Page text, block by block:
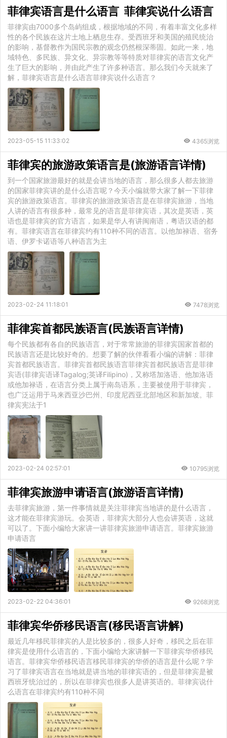
菲律宾语言是什么语言 菲律宾说什么语言
菲律宾由7000多个岛屿组成，根据地域的不同，有着丰富文化多样
性的各个民族在这片土地上栖息生存。受西班牙和美国的殖民统治
的影响，基督教作为国民宗教的观念仍然根深蒂固。如此一来，地
域特色、多民族、异文化、异宗教等等特质对菲律宾的语言文化产
生了巨大的影响，并由此产生了许多种语言。那么我们今天就来了
解，菲律宾语言是什么语言菲律宾说什么语言？
2023-05-15 11:33:02 4365浏览
菲律宾的旅游政策语言是(旅游语言详情)
到一个国家旅游最好的就是会讲当地的语言，那么很多人都去旅游
的国家菲律宾讲的是什么语言呢？今天小编就带大家了解一下菲律
宾的旅游政策语言。菲律宾的旅游政策语言是在菲律宾旅游，当地
人讲的语言有很多种，最常见的语言是菲律宾语，其次是英语，英
语也是菲律宾的官方语言，如果是华人有讲闽南语，粤语汉语的都
有。菲律宾语言在菲律宾约有110种不同的语言。以他加禄语、宿务
语、伊罗卡诺语等八种语言为主
2023-02-24 11:18:01 7478浏览
菲律宾首都民族语言(民族语言详情)
每个民族都有各自的民族语言，对于常常旅游的菲律宾国家首都的
民族语言还是比较好奇的。想要了解的伙伴看看小编的讲解：菲律
宾首都民族语言。菲律宾首都民族语言菲律宾首都民族语言是菲律
宾语(菲律宾语译Tagalog;英译Filipino)，又称塔加洛语、他加洛语
或他加禄语，在语言分类上属于南岛语系，主要被使用于菲律宾，
也广泛运用于马来西亚沙巴州、印度尼西亚北部地区和新加坡。菲
律宾宪法于1
2023-02-24 02:57:01 10795浏览
菲律宾旅游申请语言(旅游语言详情)
去菲律宾旅游，第一件事情就是关注菲律宾当地讲的是什么语言，
这才能在菲律宾游玩。会英语，菲律宾大部分人也会讲英语，这就
可以了。下面小编给大家讲一讲菲律宾旅游申请语言。菲律宾旅游
申请语言
2023-02-22 04:36:01 9268浏览
菲律宾华侨移民语言(移民语言讲解)
最近几年移民菲律宾的人是比较多的，很多人好奇，移民之后在菲
律宾是使用什么语言的，下面小编给大家讲解一下菲律宾华侨移民
语言。菲律宾华侨移民语言移民菲律宾的华侨的语言是什么呢？学
习了菲律宾语言在当地就是讲当地的菲律宾语的，但是菲律宾是被
西班牙统治过的，所以在菲律宾也很多人是讲英语的。菲律宾说什
么语言在菲律宾约有110种不同